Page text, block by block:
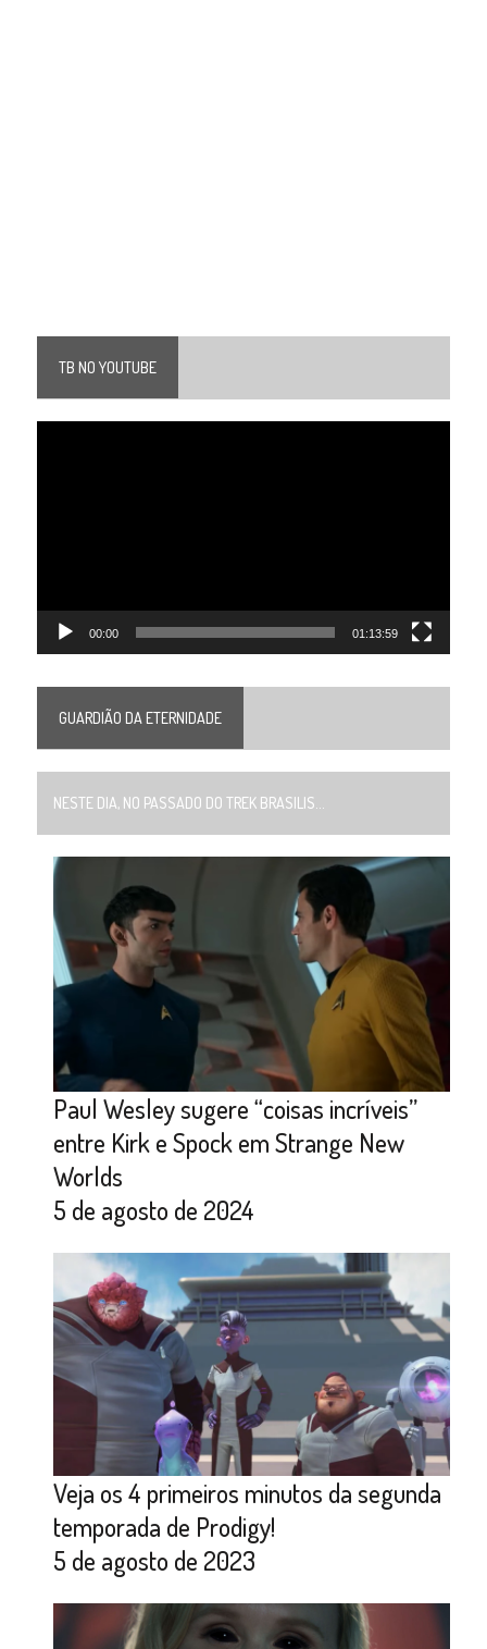
TB NO YOUTUBE
00:00 01:13:59
GUARDIÃO DA ETERNIDADE
NESTE DIA, NO PASSADO DO TREK BRASILIS...
Paul Wesley sugere “coisas incríveis”
entre Kirk e Spock em Strange New
Worlds
5 de agosto de 2024
Veja os 4 primeiros minutos da segunda
temporada de Prodigy!
5 de agosto de 2023